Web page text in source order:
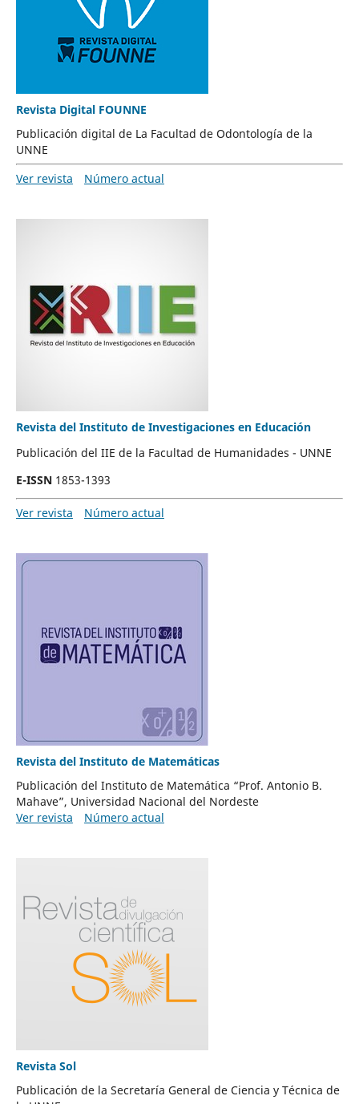
Revista Digital FOUNNE
Publicación digital de La Facultad de Odontología de la
UNNE
Ver revista
Número actual
Revista del Instituto de Investigaciones en Educación
Publicación del IIE de la Facultad de Humanidades - UNNE
E-ISSN1853-1393
Ver revista Número actual
Revista del Instituto de Matemáticas
Publicación del Instituto de Matemática “Prof. Antonio B.
Mahave”, Universidad Nacional del Nordeste
Ver revista
Número actual
Revista Sol
Publicación de la Secretaría General de Ciencia y Técnica de